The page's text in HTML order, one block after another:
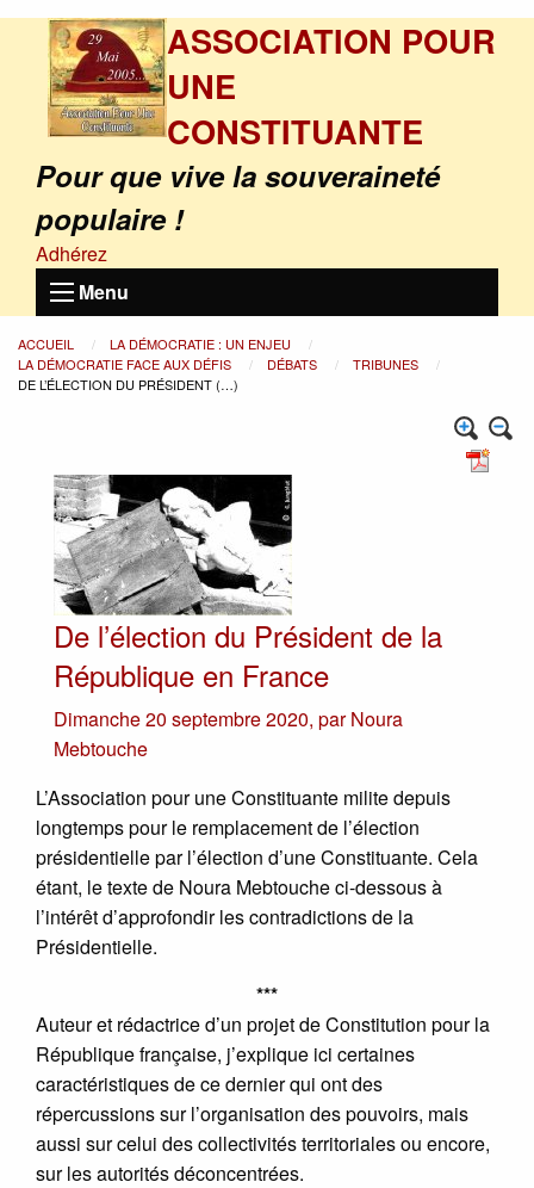
ASSOCIATION POUR
UNE
CONSTITUANTE
Pour que vive la souveraineté
populaire !
Adhérez
Menu
ACCUEIL
LA DÉMOCRATIE : UN ENJEU
LA DÉMOCRATIE FACE AUX DÉFIS
DÉBATS
TRIBUNES
DE L’ÉLECTION DU PRÉSIDENT (…)
De l’élection du Président de la
République en France
Dimanche 20 septembre 2020, parNoura
Mebtouche
L’Association pour une Constituante milite depuis
longtemps pour le remplacement de l’élection
présidentielle par l’élection d’une Constituante. Cela
étant, le texte de Noura Mebtouche ci-dessous à
l’intérêt d’approfondir les contradictions de la
Présidentielle.
***
Auteur et rédactrice d’un projet de Constitution pour la
République française, j’explique ici certaines
caractéristiques de ce dernier qui ont des
répercussions sur l’organisation des pouvoirs, mais
aussi sur celui des collectivités territoriales ou encore,
sur les autorités déconcentrées.